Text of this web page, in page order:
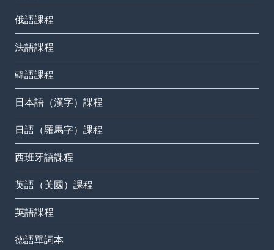
俄語課程
法語課程
韓語課程
日本語（漢字）課程
日語（羅馬字）課程
西班牙語課程
英語（美國）課程
英語課程
德語單詞本